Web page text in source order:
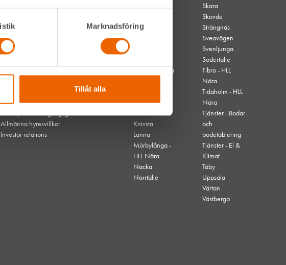
Marknadsföring
Tillåt alla
Jobba hos oss
Om HLL
Hållbarhet
Vanliga frågor
Integritetspolicy
Webbplatsens tillgänglighet
Allmänna hyresvillkor
Investor relations
kvällsöppet
Borgholm
Hjo - HLL Nära
Kalmar
Karlskrona
Knivsta
Länna
Mörbylånga -
HLL Nära
Nacka
Norrtälje
Skara
Skövde
Strängnäs
Sveavägen
Svenljunga
Södertälje
Tibro - HLL
Nära
Tidaholm - HLL
Nära
Tjänster - Bodar
och
bodetablering
Tjänster - El &
Klimat
Täby
Uppsala
Värtan
Västberga